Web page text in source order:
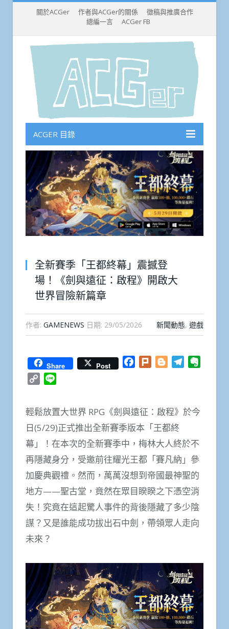
關於ACGer 作者與ACGer的關係
徵稿與推廣合作
總編一言
ACGer FB
ACGER 目錄
全新賽季「王都終幕」震撼登
場！《劍與遠征：啟程》開啟大
世界冒險新篇章
作者: GAMENEWS 日期: 29/05/2026 新聞動態, 遊戲
Share Post Facebook
Plurk BloggerTelegram
Copy
輕鬆放置大世界 RPG《劍與遠征：啟程》於今
日(5/29)正式推出全新賽季版本「王都終
幕」！在本次的全新賽季中，梅林大人終於不
再隱藏身分，受邀前往耀光王都「賽凡納」參
加慶典觀禮。然而，萬萬沒想到帝國最神聖的
地方——聖古堂，竟然在眾目睽睽之下憑空消
失！究竟在這起驚人事件的背後隱藏了多少陰
謀？又是誰能成功拔出石中劍，帶領眾人走向
未來？